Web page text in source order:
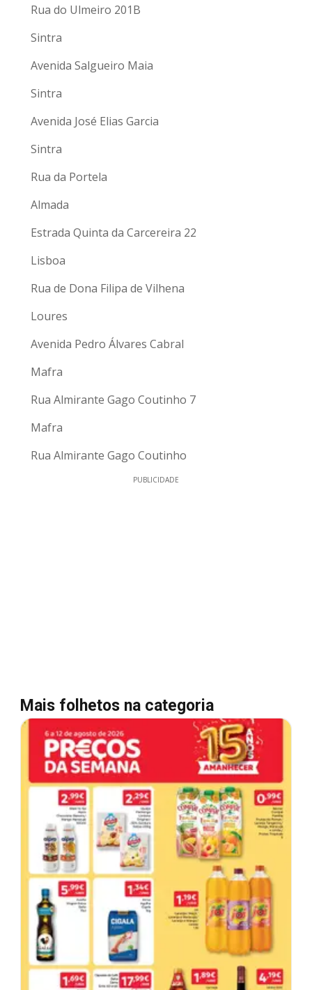
Rua do Ulmeiro 201B
Sintra
Avenida Salgueiro Maia
Sintra
Avenida José Elias Garcia
Sintra
Rua da Portela
Almada
Estrada Quinta da Carcereira 22
Lisboa
Rua de Dona Filipa de Vilhena
Loures
Avenida Pedro Álvares Cabral
Mafra
Rua Almirante Gago Coutinho 7
Mafra
Rua Almirante Gago Coutinho
PUBLICIDADE
Mais folhetos na categoria